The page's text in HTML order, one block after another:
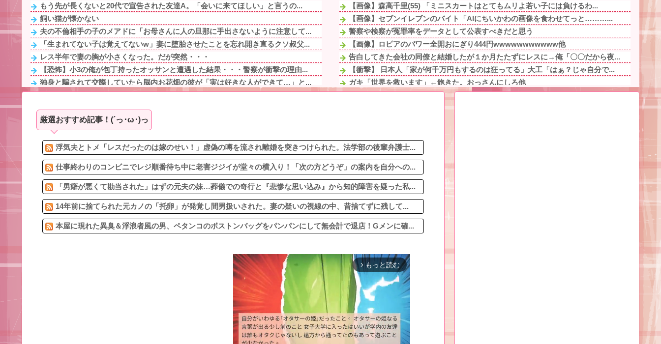
もう先が長くないと20代で宣告された友達A。「会いに来てほしい」と言うの...
飼い猫が懐かない
夫の不倫相手の子のメアドに「お母さんに人の旦那に手出さないように注意して...
「生まれてない子は覚えてないw」妻に堕胎させたことを忘れ開き直るクソ叔父...
レス半年で妻の胸が小さくなった。だが突然・・・
【恐怖】小3の俺が包丁持ったオッサンと遭遇した結果・・・警察が衝撃の理由...
独身と騙されて交際していたら脳内お花畑の彼が「実は好きな人ができて…」と...
私の職場の程近く、とある商店の目の前にある自販機には、 「あしもと注意」...
どっちのほうが元気もらえるかって言ったら圧倒的にアメリカだわね
元コトメ「実妹の姪に祝儀出したのにうちの娘には出さないの!?差別だ100...
Aママ「そのブランド服ちょうだい！」私「お断りします」→母親に報告したら...
【画像】森高千里(55) 「ミニスカートはとてもムリよ若い子には負けるわ...
【画像】セブンイレブンのバイト「AIにちいかわの画像を食わせてっと………...
警察や検察が冤罪率をデータとして公表すべきだと思う
【画像】ロピアのパワー全開おにぎり444円wwwwwwwwwww他
告白してきた会社の同僚と結婚したが１か月たたずにレスに→俺「〇〇だから夜...
【衝撃】 日本人「家が何千万円もするのは狂ってる」大工「はぁ？じゃ自分で...
ガキ「世界を救います」←飽きた。おっさんにしろ他
私の職場の程近く、とある商店の目の前にある自販機には、 「あしもと注意」...
本屋に現れた異臭＆浮浪者風の男、ペタンコのボストンバッグをパンパンにして...
厳選おすすめ記事！(´っ･ω･)っ
浮気夫とトメ「レスだったのは嫁のせい！」虚偽の噂を流され離婚を突きつけられた。法学部の後輩弁護士...
仕事終わりのコンビニでレジ順番待ち中に老害ジジイが堂々の横入り！「次の方どうぞ」の案内を自分への...
「男癖が悪くて勘当された」はずの元夫の妹…葬儀での奇行と『悲惨な思い込み』から知的障害を疑った私...
14年前に捨てられた元カノの「托卵」が発覚し間男扱いされた。妻の疑いの視線の中、昔捨てずに残して...
本屋に現れた異臭＆浮浪者風の男、ペタンコのボストンバッグをパンパンにして無会計で退店！Gメンに確...
arrow_forward_ios もっと読む